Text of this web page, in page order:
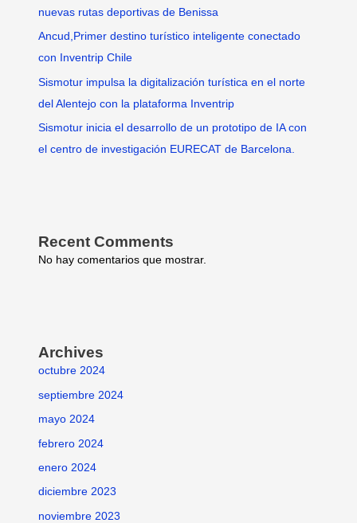
nuevas rutas deportivas de Benissa
Ancud,Primer destino turístico inteligente conectado
con Inventrip Chile
Sismotur impulsa la digitalización turística en el norte
del Alentejo con la plataforma Inventrip
Sismotur inicia el desarrollo de un prototipo de IA con
el centro de investigación EURECAT de Barcelona.
Recent Comments
No hay comentarios que mostrar.
Archives
octubre 2024
septiembre 2024
mayo 2024
febrero 2024
enero 2024
diciembre 2023
noviembre 2023